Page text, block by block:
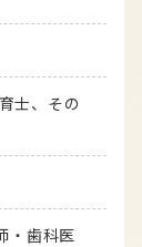
士、その
・歯科医